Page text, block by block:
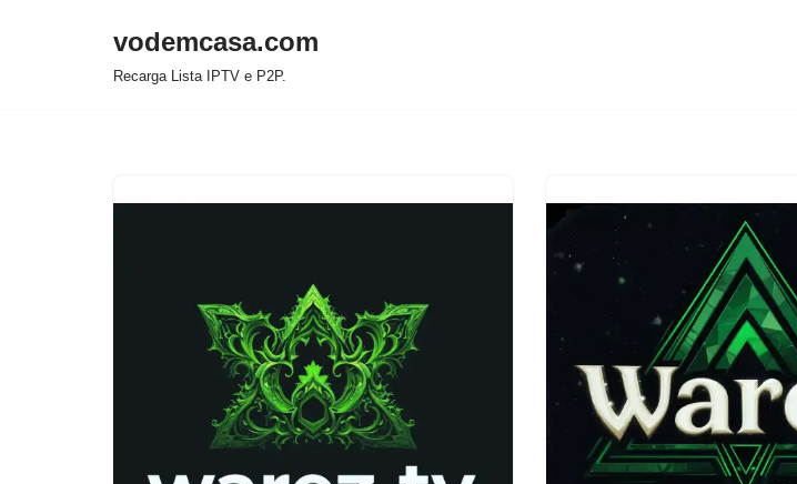
vodemcasa.com
Recarga Lista IPTV e P2P.